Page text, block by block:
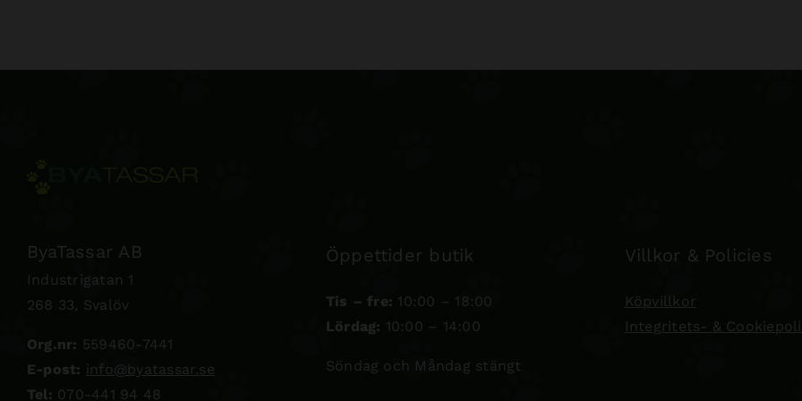
ByaTassar AB
Industrigatan 1
268 33, Svalöv
Org.nr: 559460-7441
E-post: info@byatassar.se
Tel: 070-441 94 48
Öppettider butik
Tis – fre: 10:00 – 18:00
Lördag: 10:00 – 14:00
Söndag och Måndag stängt
Villkor & Policies
Köpvillkor
Integritets- &